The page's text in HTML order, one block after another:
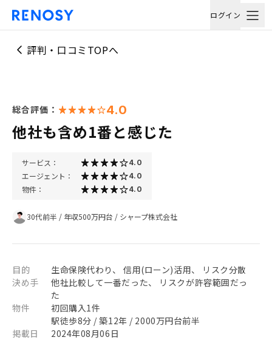
ログイン
評判・口コミTOPへ
総合評価： 4.0
他社も含め1番と感じた
サービス： 4.0
エージェント： 4.0
物件： 4.0
30代前半 / 年収500万円台 / シャープ株式会社
目的
生命保険代わり、 信用(ローン)活用、 リスク分散
決め手
他社比較して一番だった、 リスクが許容範囲だっ
た
物件
初回購入1件
駅徒歩8分 / 築12年 / 2000万円台前半
掲載日
2024年08月06日